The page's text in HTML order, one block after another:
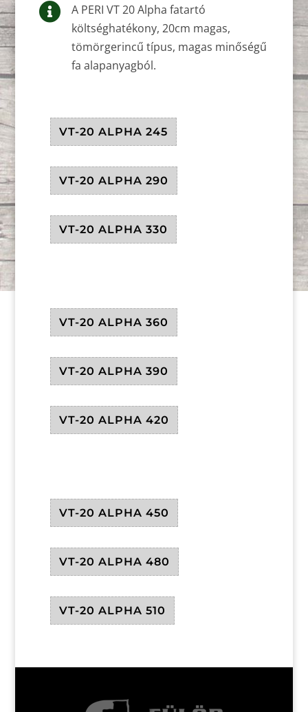

A PERI VT 20 Alpha fatartó
költséghatékony, 20cm magas,
tömörgerincű típus, magas minőségű
fa alapanyagból.
VT-20 ALPHA 245
VT-20 ALPHA 290
VT-20 ALPHA 330
VT-20 ALPHA 360
VT-20 ALPHA 390
VT-20 ALPHA 420
VT-20 ALPHA 450
VT-20 ALPHA 480
VT-20 ALPHA 510